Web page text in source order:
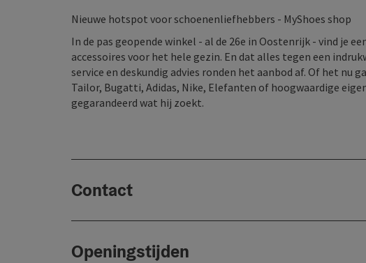
Nieuwe hotspot voor schoenenliefhebbers - MyShoes shop
In de pas geopende winkel - al de 26e in Oostenrijk - vind je
accessoires voor het hele gezin. En dat alles tegen een
service en deskundig advies ronden het aanbod af. Of het nu
Tailor, Bugatti, Adidas, Nike, Elefanten of hoogwaardige
gegarandeerd wat hij zoekt.
Contact
Openingstijden